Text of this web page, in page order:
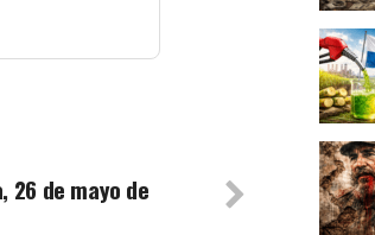
26 de mayo de